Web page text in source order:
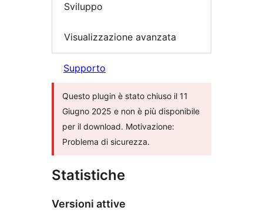
Sviluppo
Visualizzazione avanzata
Supporto
Questo plugin è stato chiuso il 11
Giugno 2025 e non è più disponibile
per il download. Motivazione:
Problema di sicurezza.
Statistiche
Versioni attive